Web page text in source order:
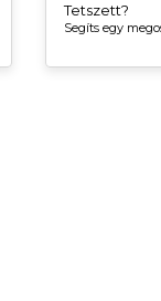
Tetszett?
Segíts egy